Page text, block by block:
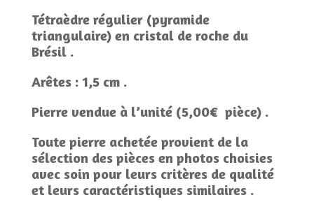
Tétraèdre régulier (pyramide
triangulaire) en cristal de roche du
Brésil .
Arêtes : 1,5 cm .
Pierre vendue à l’unité (5,00€ pièce) .
Toute pierre achetée provient de la
sélection des pièces en photos choisies
avec soin pour leurs critères de qualité
et leurs caractéristiques similaires .